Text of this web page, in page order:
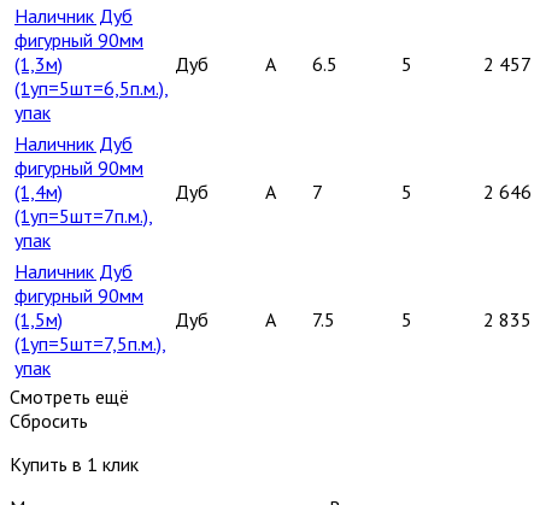
Наличник Дуб
фигурный 90мм
(1,3м)
(1уп=5шт=6,5п.м.),
упак
Дуб A 6.5 5 2 457
Наличник Дуб
фигурный 90мм
(1,4м)
(1уп=5шт=7п.м.),
упак
Дуб A 7 5 2 646
Наличник Дуб
фигурный 90мм
(1,5м)
(1уп=5шт=7,5п.м.),
упак
Дуб A 7.5 5 2 835
Смотреть ещё
Сбросить
Купить в 1 клик